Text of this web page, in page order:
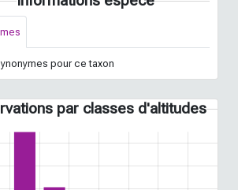
pour ce taxon
par classes d'altitudes